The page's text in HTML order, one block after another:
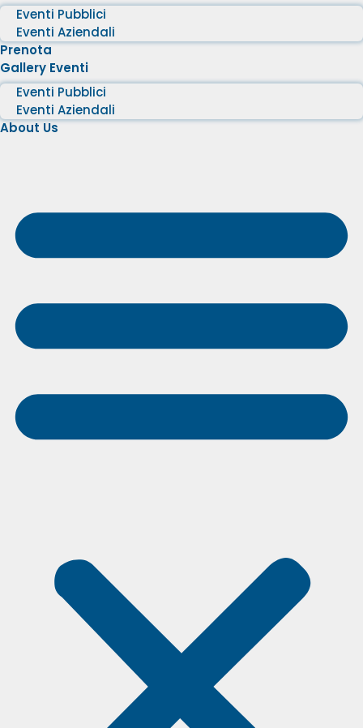
Eventi Pubblici
Eventi Aziendali
Prenota
Gallery Eventi
Eventi Pubblici
Eventi Aziendali
About Us